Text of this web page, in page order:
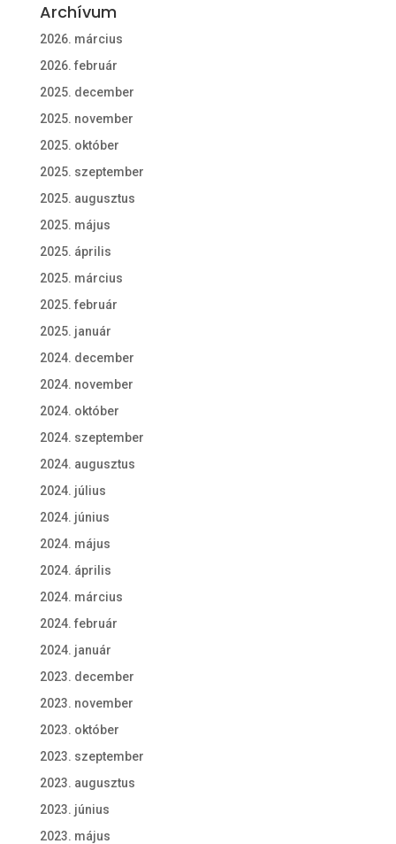
Archívum
2026. március
2026. február
2025. december
2025. november
2025. október
2025. szeptember
2025. augusztus
2025. május
2025. április
2025. március
2025. február
2025. január
2024. december
2024. november
2024. október
2024. szeptember
2024. augusztus
2024. július
2024. június
2024. május
2024. április
2024. március
2024. február
2024. január
2023. december
2023. november
2023. október
2023. szeptember
2023. augusztus
2023. június
2023. május